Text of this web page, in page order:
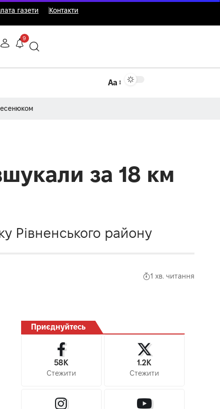
газети Контакти
9
Аа
за 18 км
Рівненського району
1 хв. читання
Приєднуйтесь
58K
Стежити
1.2K
Стежити